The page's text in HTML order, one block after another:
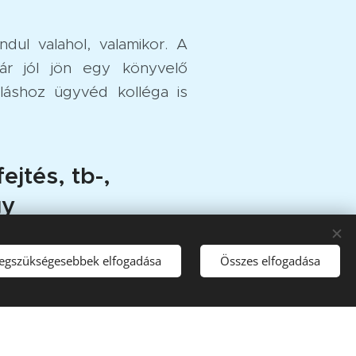
valahol, valamikor. A
jól jön egy könyvelő
ügyvéd kolléga is
tb-,
elszámolása, feladása a
elfogadása Összes elfogadása